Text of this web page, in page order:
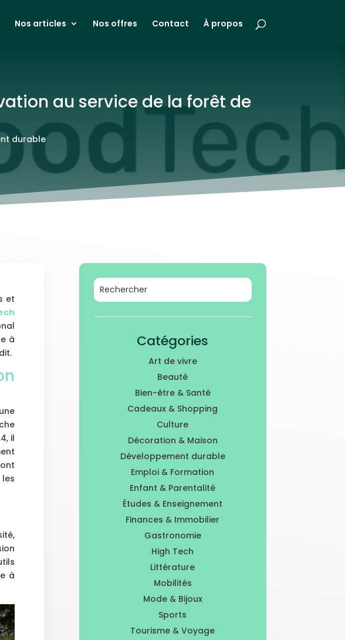
Nos articles Nos offres Contact À propos
au service de la forêt de
durable
et
à
il
à
Catégories
Art de vivre
Beauté
Bien-être & Santé
Cadeaux & Shopping
Culture
Décoration & Maison
Développement durable
Emploi & Formation
Enfant & Parentalité
Études & Enseignement
Finances & Immobilier
Gastronomie
High Tech
Littérature
Mobilités
Mode & Bijoux
Sports
Tourisme & Voyage